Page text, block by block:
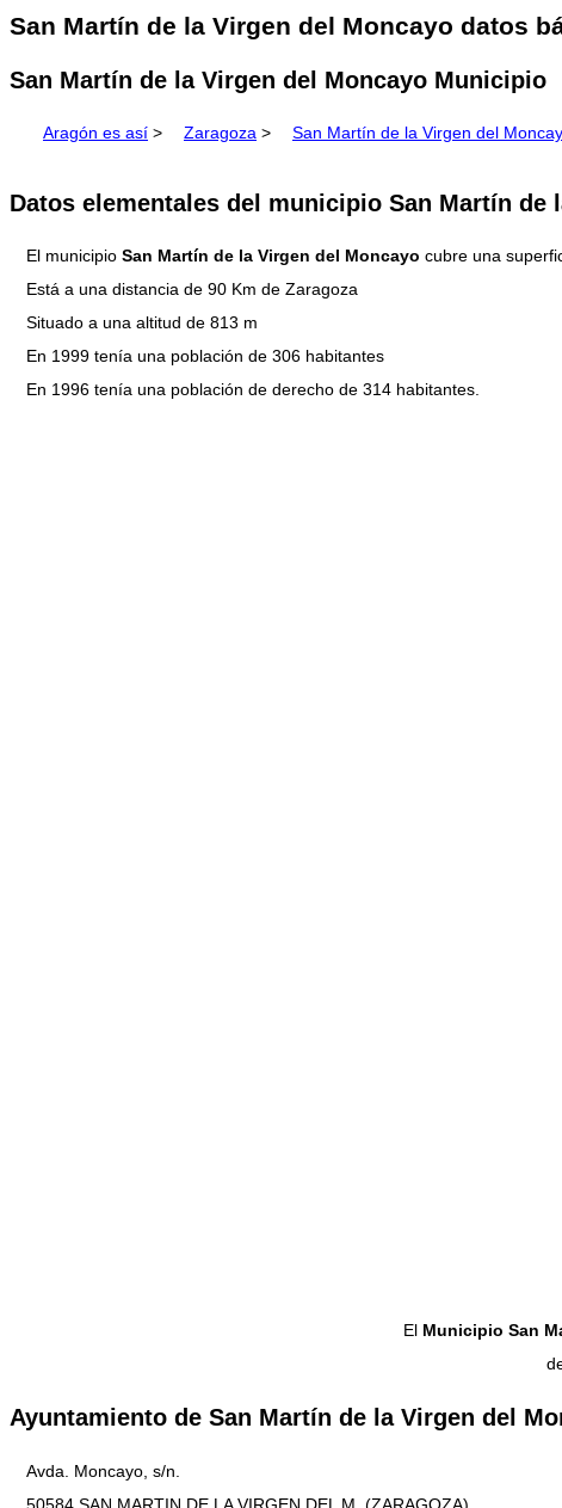
San Martín de la Virgen del Moncayo datos
San Martín de la Virgen del Moncayo Municipio
Aragón es así > Zaragoza > San Martín de la Virgen del
Datos elementales del municipio San Martín de
El municipio San Martín de la Virgen del Moncayo cubre una
Está a una distancia de 90 Km de Zaragoza
Situado a una altitud de 813 m
En 1999 tenía una población de 306 habitantes
En 1996 tenía una población de derecho de 314 habitantes.
El Municipio San
Ayuntamiento de San Martín de la Virgen del
Avda. Moncayo, s/n.
50584 SAN MARTIN DE LA VIRGEN DEL M. (ZARAGOZA)